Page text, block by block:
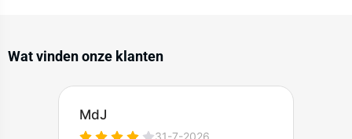
Wat vinden onze klanten